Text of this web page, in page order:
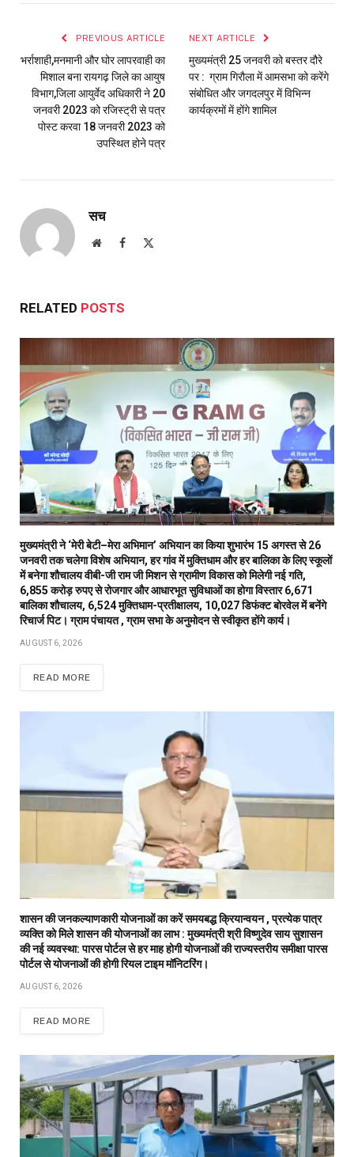
PREVIOUS ARTICLE
भर्राशाही,मनमानी और घोर लापरवाही का
मिशाल बना रायगढ़ जिले का आयुष
विभाग,जिला आयुर्वेद अधिकारी ने 20
जनवरी 2023 को रजिस्ट्री से पत्र
पोस्ट करवा 18 जनवरी 2023 को
उपस्थित होने पत्र
NEXT ARTICLE
मुख्यमंत्री 25 जनवरी को बस्तर दौरे
पर : ग्राम गिरौला में आमसभा को करेंगे
संबोधित और जगदलपुर में विभिन्न
कार्यक्रमों में होंगे शामिल
सच
WebsiteFacebook
RELATED POSTS
मुख्यमंत्री ने ‘मेरी बेटी–मेरा अभिमान’ अभियान का किया शुभारंभ 15 अगस्त से 26
जनवरी तक चलेगा विशेष अभियान, हर गांव में मुक्तिधाम और हर बालिका के लिए स्कूलों
में बनेगा शौचालय वीबी-जी राम जी मिशन से ग्रामीण विकास को मिलेगी नई गति,
6,855 करोड़ रुपए से रोजगार और आधारभूत सुविधाओं का होगा विस्तार 6,671
बालिका शौचालय, 6,524 मुक्तिधाम-प्रतीक्षालय, 10,027 डिफंक्ट बोरवेल में बनेंगे
रिचार्ज पिट। ग्राम पंचायत , ग्राम सभा के अनुमोदन से स्वीकृत होंगे कार्य।
AUGUST 6, 2026
READ MORE
शासन की जनकल्याणकारी योजनाओं का करें समयबद्ध क्रियान्वयन , प्रत्येक पात्र
व्यक्ति को मिले शासन की योजनाओं का लाभ : मुख्यमंत्री श्री विष्णुदेव साय सुशासन
की नई व्यवस्था: पारस पोर्टल से हर माह होगी योजनाओं की राज्यस्तरीय समीक्षा पारस
पोर्टल से योजनाओं की होगी रियल टाइम मॉनिटरिंग।
AUGUST 6, 2026
READ MORE